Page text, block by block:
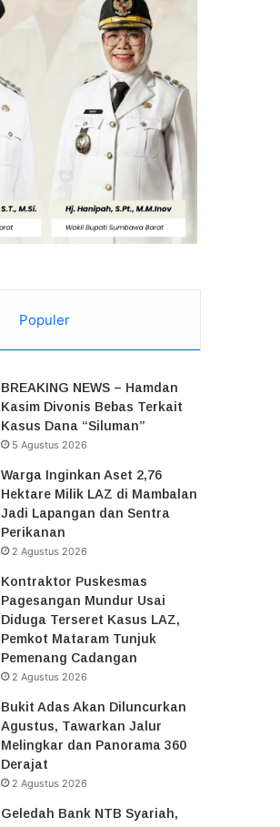
Populer
BREAKING NEWS – Hamdan
Kasim Divonis Bebas Terkait
Kasus Dana “Siluman”
5 Agustus 2026
Warga Inginkan Aset 2,76
Hektare Milik LAZ di Mambalan
Jadi Lapangan dan Sentra
Perikanan
2 Agustus 2026
Kontraktor Puskesmas
Pagesangan Mundur Usai
Diduga Terseret Kasus LAZ,
Pemkot Mataram Tunjuk
Pemenang Cadangan
2 Agustus 2026
Bukit Adas Akan Diluncurkan
Agustus, Tawarkan Jalur
Melingkar dan Panorama 360
Derajat
2 Agustus 2026
Geledah Bank NTB Syariah,